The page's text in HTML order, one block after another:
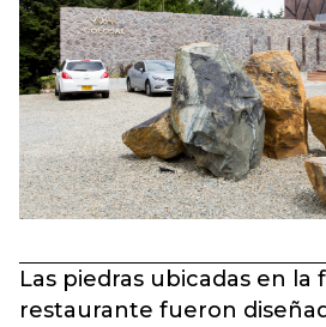
Las piedras ubicadas en la
restaurante fueron